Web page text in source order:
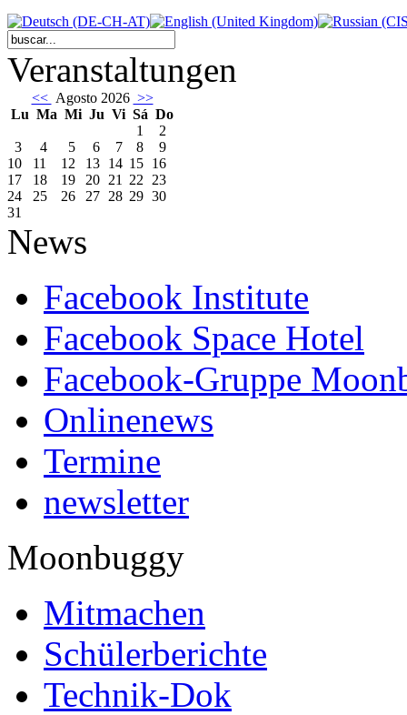
Veranstaltungen
<< Agosto 2026 >>
Lu Ma Mi Ju Vi Sá Do
1
2
3
4 5 6 7 8
9
10
11 12 13 14 15 16
17
18 19 20 21 22 23
24
25 26 27 28 29 30
31
News
Facebook Institute
Facebook Space Hotel
Facebook-Gruppe
Onlinenews
Termine
newsletter
Moonbuggy
Mitmachen
Schülerberichte
Technik-Dok